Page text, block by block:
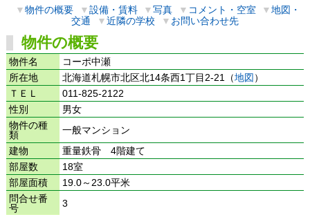
▼物件の概要 ▼設備・賃料 ▼写真 ▼ コメント・空室 ▼地図・
交通
▼近隣の学校 ▼ お問い合わせ先
物件の概要
物件名
コーポ中瀬
所在地
北海道札幌市北区北14条西1丁目2-21（地図 ）
ＴＥＬ
011-825-2122
性別
男女
物件の種
類
一般マンション
建物
重量鉄骨 4階建て
部屋数
18室
部屋面積
19.0～23.0平米
問合せ番
号
3